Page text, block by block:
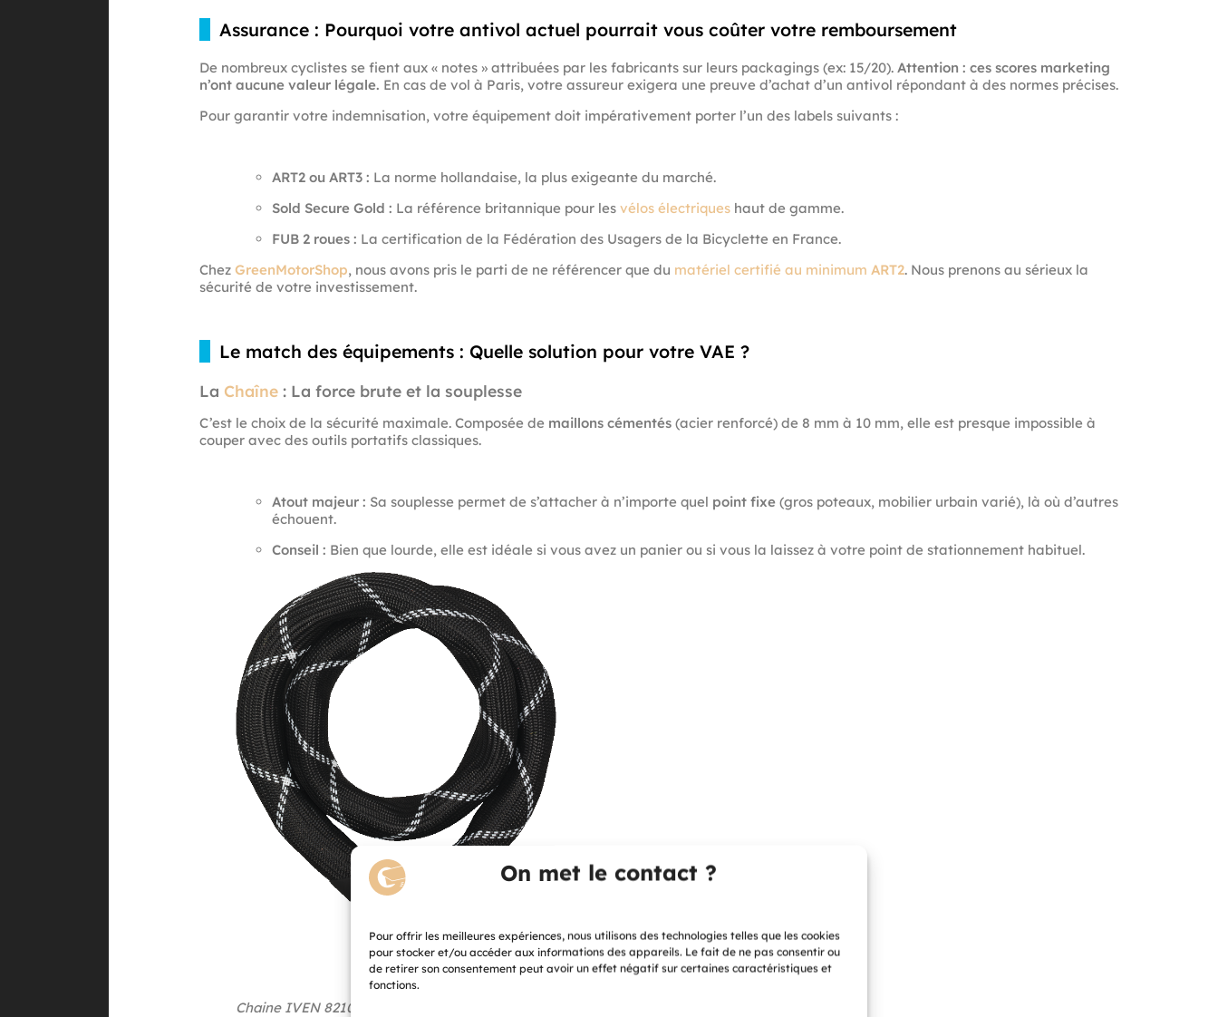
On met le contact ?
Pour offrir les meilleures expériences, nous utilisons des technologies telles que les cookies
pour stocker et/ou accéder aux informations des appareils. Le fait de ne pas consentir ou
de retirer son consentement peut avoir un effet négatif sur certaines caractéristiques et
fonctions.
Assurance : Pourquoi votre antivol actuel pourrait vous coûter votre remboursement
De nombreux cyclistes se fient aux « notes » attribuées par les fabricants sur leurs packagings (ex: 15/20). Attention : ces scores marketing
n’ont aucune valeur légale. En cas de vol à Paris, votre assureur exigera une preuve d’achat d’un antivol répondant à des normes précises.
Pour garantir votre indemnisation, votre équipement doit impérativement porter l’un des labels suivants :
ART2 ou ART3 : La norme hollandaise, la plus exigeante du marché.
Sold Secure Gold : La référence britannique pour les vélos électriques haut de gamme.
FUB 2 roues : La certification de la Fédération des Usagers de la Bicyclette en France.
Chez GreenMotorShop, nous avons pris le parti de ne référencer que du matériel certifié au minimum ART2. Nous prenons au sérieux la
sécurité de votre investissement.
Le match des équipements : Quelle solution pour votre VAE ?
La Chaîne : La force brute et la souplesse
C’est le choix de la sécurité maximale. Composée de maillons cémentés (acier renforcé) de 8 mm à 10 mm, elle est presque impossible à
couper avec des outils portatifs classiques.
Atout majeur : Sa souplesse permet de s’attacher à n’importe quel point fixe (gros poteaux, mobilier urbain varié), là où d’autres
échouent.
Conseil : Bien que lourde, elle est idéale si vous avez un panier ou si vous la laissez à votre point de stationnement habituel.
Chaine IVEN 8210 Ø8 mm 110cm ART 2 de la marque ABUS